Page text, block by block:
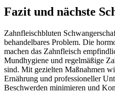
Fazit und nächste
Zahnfleischbluten
behandelbares Problem. Die
machen das Zahnfleisch
Mundhygiene und regelmäßige
sind. Mit gezielten Maßnahmen
Ernährung und professioneller
Beschwerden minimieren und